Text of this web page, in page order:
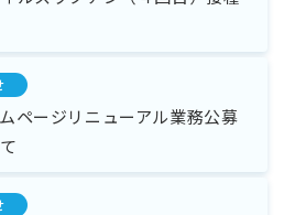
ページリニューアル業務公募